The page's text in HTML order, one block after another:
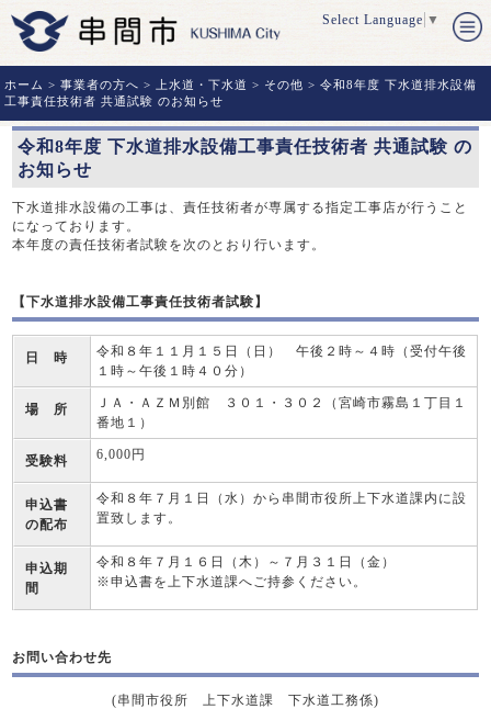
Select Language ▼
ホーム >事業者の方へ > 上水道・下水道 > その他 > 令和8年度 下水道排水設備
工事責任技術者 共通試験 のお知らせ
令和8年度 下水道排水設備工事責任技術者 共通試験 の
お知らせ
下水道排水設備の工事は、責任技術者が専属する指定工事店が行うこと
になっております。
本年度の責任技術者試験を次のとおり行います。
【下水道排水設備工事責任技術者試験】
日 時
令和８年１１月１５日（日） 午後２時～４時（受付午後
１時～午後１時４０分）
場 所
ＪＡ・ＡＺＭ別館 ３０１・３０２（宮崎市霧島１丁目１
番地１）
受験料 6,000円
申込書
の配布
令和８年７月１日（水）から串間市役所上下水道課内に設
置致します。
申込期
間
令和８年７月１６日（木）～７月３１日（金）
※申込書を上下水道課へご持参ください。
お問い合わせ先
(串間市役所 上下水道課 下水道工務係)